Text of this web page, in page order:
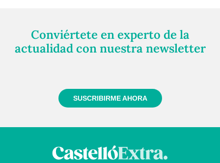
Conviértete en experto de la
actualidad con nuestra newsletter
SUSCRIBIRME AHORA